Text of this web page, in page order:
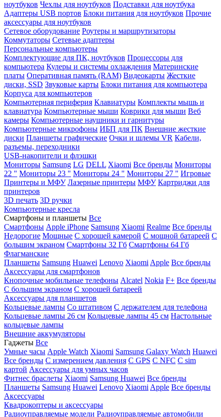
ноутбуков Чехлы для ноутбуков Подставки для ноутбука
Адаптеры USB портов Блоки питания для ноутбуков Прочие
аксессуары для ноутбуков
Сетевое оборудование Роутеры и маршрутизаторы
Коммутаторы Сетевые адаптеры
Персональные компьютеры
Комплектующие для ПК, ноутбуков Процессоры для
компьютера Кулеры и системы охлаждения Материнские
платы Оперативная память (RAM) Видеокарты Жесткие
диски, SSD Звуковые карты Блоки питания для компьютера
Корпуса для компьютеров
Компьютерная периферия Клавиатуры Комплекты мышь и
клавиатура Компьютерные мыши Коврики для мыши Веб
камеры Компьютерные наушники и гарнитуры
Компьютерные микрофоны ИБП для ПК Внешние жесткие
диски Планшеты графические Очки и шлемы VR Кабели,
разъемы, переходники
USB-накопители и флэшки
Мониторы Samsung LG DELL Xiaomi Все бренды Мониторы
22 " Мониторы 23 " Мониторы 24 " Мониторы 27 " Игровые
Принтеры и МФУ Лазерные принтеры МФУ Картриджи для
принтеров
3D печать 3D ручки
Компьютерные кресла
Смартфоны и планшеты Все
Смартфоны Apple iPhone Samsung Xiaomi Realme Все бренды
Недорогие Мощные С хорошей камерой С мощной батареей С
большим экраном Смартфоны 32 Гб Смартфоны 64 Гб
Флагманские
Планшеты Samsung Huawei Lenovo Xiaomi Apple Все бренды
Аксессуары для смартфонов
Кнопочные мобильные телефоны Alcatel Nokia F+ Все бренды
С большим экраном С хорошей батареей
Аксессуары для планшетов
Кольцевые лампы Со штативом C держателем для телефона
Кольцевые лампы 26 см Кольцевые лампы 45 см Настольные
кольцевые лампы
Внешние аккумуляторы
Гаджеты Все
Умные часы Apple Watch Xiaomi Samsung Galaxy Watch Huawei
Все бренды C измерением давления C GPS C NFC C sim
картой Аксессуары для умных часов
Фитнес браслеты Xiaomi Samsung Huawei Все бренды
Планшеты Samsung Huawei Lenovo Xiaomi Apple Все бренды
Аксессуары
Квадрокоптеры и аксессуары
Радиоуправляемые модели Радиоуправляемые автомобили